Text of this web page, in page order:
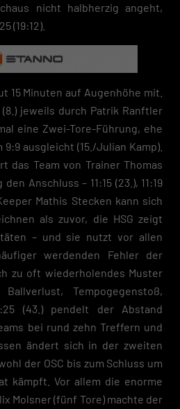
nicht halbherzig angeht,
(19:12).
15 Minuten auf Augenhöhe mit.
jeweils durch Patrik Ranftler
eine Zwei-Tore-Führung, ehe
9:9 ausgleicht (15./Julian Kamp).
das Team von Trainer Thomas
Anschluss – 11:15 (23.), 11:19
Mathis Stecken kann sich
als zuvor, die HSG zeigt
– und sie nutzt vor allen
werdenden Fehler der
zu oft wiederholendes Muster
Tempogegenstoß,
(43.) pendelt der Abstand
bei rund zehn Treffern und
ändert sich in der zweiten
der OSC bis zum Schluss um
kämpft. Vor allem die enorme
Molsner (fünf Tore) machte der